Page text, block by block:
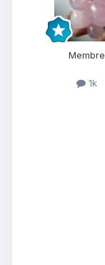
Membre
1k